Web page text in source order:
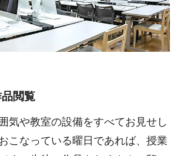
閲覧
気や教室の設備をすべてお見せし
こなっている曜日であれば、授業